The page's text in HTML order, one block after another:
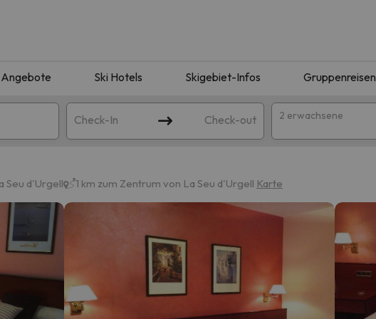
Angebote Ski Hotels Skigebiet-Infos Gruppenreisen
Check-In Check-out 2 erwachsene
die Ihrer Suche entsprechen. Versuchen Sie, das Ziel zu ändern.
Seu d'Urgell 1 km zum Zentrum von La Seu d'Urgell Karte